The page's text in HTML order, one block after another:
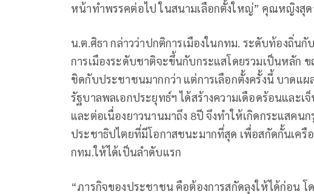
หน้าทำพรรคต่อไป ในสนามเลือกตั้งใหญ่” คุณหญิงสุด
น.ต.ศิธา กล่าวว่าปกติการเมืองในกทม. ระดับท้องถิ่น
การเมืองระดับชาติจะขึ้นกับกระแสโดยรวมเป็นหลัก
ชิดกับประชาชนมากกว่า แต่การเลือกตั้งครั้งนี้ บาดแผ
รัฐบาลพลเอกประยุทธ์ฯ ได้สร้างความเดือดร้อนและ
และต่อเนื่องยาวนานมาถึง 8ปี จึงทำให้เกิดกระแสคน
ประชาธิปไตยที่มีโอกาสชนะมากที่สุด เพื่อสกัดกั้นเครื
กทม.ให้ได้เป็นลำดับแรก
“ภารกิจของประชาชน คือต้องการสกัดลุงให้ได้ก่อน